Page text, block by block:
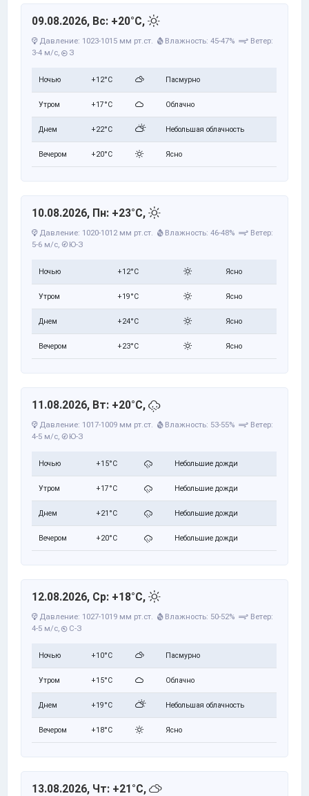
09.08.2026, Вс: +20°C,
Давление: 1023-1015 мм рт.ст. Влажность: 45-47%
Ветер:
3-4 м/с, З
Ночью +12°C Пасмурно
Утром +17°C Облачно
Днем +22°C Небольшая облачность
Вечером +20°C Ясно
10.08.2026, Пн: +23°C,
Давление: 1020-1012 мм рт.ст. Влажность: 46-48%
Ветер:
5-6 м/с, Ю-З
Ночью +12°C Ясно
Утром +19°C Ясно
Днем +24°C Ясно
Вечером +23°C Ясно
11.08.2026, Вт: +20°C,
Давление: 1017-1009 мм рт.ст. Влажность: 53-55%
Ветер:
4-5 м/с, Ю-З
Ночью +15°C Небольшие дожди
Утром +17°C Небольшие дожди
Днем +21°C Небольшие дожди
Вечером +20°C Небольшие дожди
12.08.2026, Ср: +18°C,
Давление: 1027-1019 мм рт.ст. Влажность: 50-52%
Ветер:
4-5 м/с, С-З
Ночью +10°C Пасмурно
Утром +15°C Облачно
Днем +19°C Небольшая облачность
Вечером +18°C Ясно
13.08.2026, Чт: +21°C,